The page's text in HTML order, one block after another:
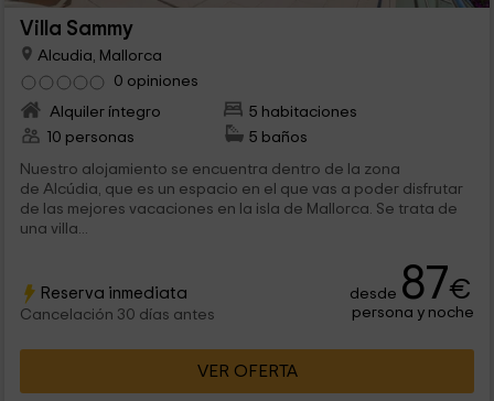
Villa Sammy
Alcudia, Mallorca
0 opiniones
Alquiler íntegro
5 habitaciones
10 personas
5 baños
Nuestro alojamiento se encuentra dentro de la zona
de Alcúdia, que es un espacio en el que vas a poder disfrutar
de las mejores vacaciones en la isla de Mallorca. Se trata de
una villa...
Reserva inmediata
Cancelación 30 días antes
desde 87€
persona y noche
VER OFERTA